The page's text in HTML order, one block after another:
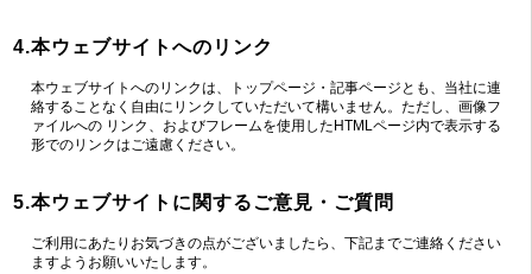
4.本ウェブサイトへのリンク
本ウェブサイトへのリンクは、トップページ・記事ページとも、当社に連
絡することなく自由にリンクしていただいて構いません。ただし、画像フ
ァイルへの リンク、およびフレームを使用したHTMLページ内で表示する
形でのリンクはご遠慮ください。
5.本ウェブサイトに関するご意見・ご質問
ご利用にあたりお気づきの点がございましたら、下記までご連絡ください
ますようお願いいたします。